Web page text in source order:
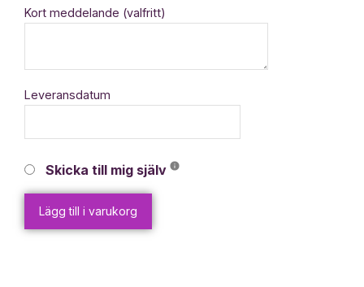
Kort meddelande (valfritt)
Leveransdatum
Skicka till mig själv
Lägg till i varukorg